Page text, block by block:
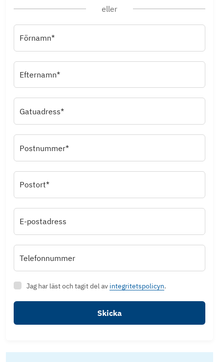
eller
Förnamn*
Efternamn*
Gatuadress*
Postnummer*
Postort*
E-postadress
Telefonnummer
Jag har läst och tagit del av integritetspolicyn.
Skicka